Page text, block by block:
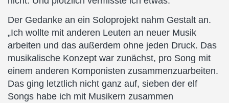
Der Gedanke an ein Soloprojekt nahm Gestalt an.
„Ich wollte mit anderen Leuten an neuer Musik
arbeiten und das außerdem ohne jeden Druck. Das
musikalische Konzept war zunächst, pro Song mit
einem anderen Komponisten zusammenzuarbeiten.
Das ging letztlich nicht ganz auf, sieben der elf
Songs habe ich mit Musikern zusammen